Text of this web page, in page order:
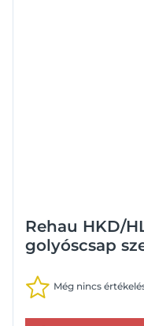
Rehau HKD/
golyóscsap
Még nincs